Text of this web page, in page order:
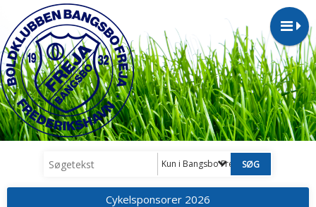
Kun i Bangsbo Frejas´s Venner
Cykelsponsorer 2026